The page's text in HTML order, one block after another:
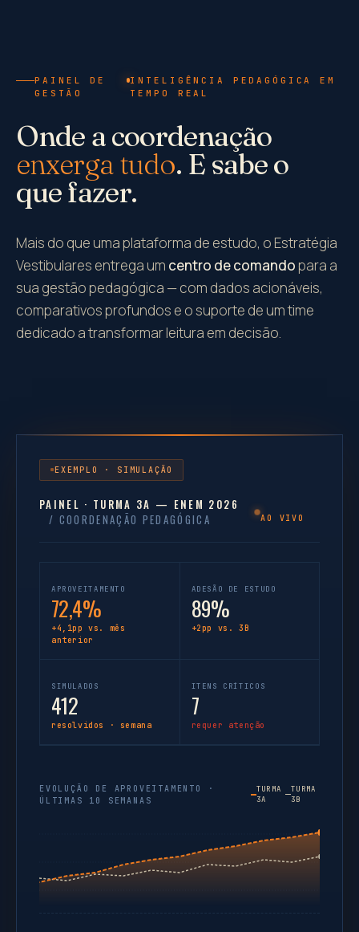
PAINEL DE
GESTÃO
INTELIGÊNCIA PEDAGÓGICA EM
TEMPO REAL
Onde a coordenação
enxerga tudo. E sabe o
que fazer.
Mais do que uma plataforma de estudo, o Estratégia
Vestibulares entrega um centro de comandopara a
sua gestão pedagógica — com dados acionáveis,
comparativos profundos e o suporte de um time
dedicado a transformar leitura em decisão.
EXEMPLO · SIMULAÇÃO
PAINEL · TURMA 3A — ENEM 2026
/ COORDENAÇÃO PEDAGÓGICA
AO VIVO
APROVEITAMENTO
72,4%
+4,1pp vs. mês
anterior
ADESÃO DE ESTUDO
89%
+2pp vs. 3B
SIMULADOS
412
resolvidos · semana
ITENS CRÍTICOS
7
requer atenção
EVOLUÇÃO DE APROVEITAMENTO ·
ÚLTIMAS 10 SEMANAS
TURMA
3A
TURMA
3B